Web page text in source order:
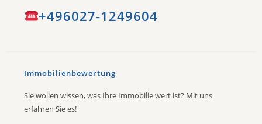
+496027-1249604
Immobilienbewertung
Sie wollen wissen, was Ihre Immobilie wert ist? Mit uns
erfahren Sie es!